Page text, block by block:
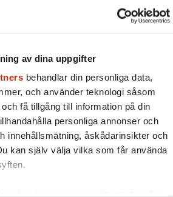
av dina uppgifter
behandlar din personliga data,
och använder teknologi såsom
få tillgång till information på din
personliga annonser och
innehållsmätning, åskådarinsikter och
kan själv välja vilka som får använda
Christopher Nolans nya storfilm
”The Odyssey”. Nu berättar
fascinationen för Homeros
klassiska epos.
INTERVJU KULTUR
”Hon är fan skitsöt”
När Björn Stein och Amy
Deasismont tar sig an John
Ajvide Lindqvists
sjöjungfruhistoria ”Sommaren
1985” korsas Saltkråkan med
Stephen King.
Av: Samuel Mesterton•
INTERVJU
Erik Lallerstedt: ”Jag är inte
jätteroad av att visa mig”